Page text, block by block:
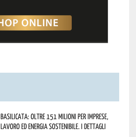
Basilicata: oltre 151 milioni per imprese,
lavoro ed energia sostenibile. I dettagli